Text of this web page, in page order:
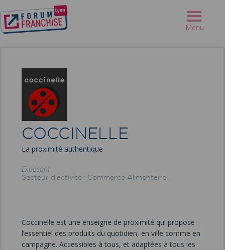
Forum Franchise Lyon>
COCCINELLE
La proximité authentique
Exposant
Secteur d'activité : Commerce Alimentaire
Coccinelle est une enseigne de proximité qui propose
l’essentiel des produits du quotidien, en ville comme en
campagne. Accessibles à tous, et adaptées à tous les
Menu